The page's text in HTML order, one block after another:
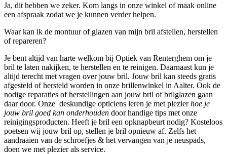
Ja, dit hebben we zeker. Kom langs in onze winkel of maak online
een afspraak zodat we je kunnen verder helpen.
Waar kan ik de montuur of glazen van mijn bril afstellen, herstellen
of repareren?
Je bent altijd van harte welkom bij Optiek van Renterghem om je
bril te laten nakijken, te herstellen en te reinigen. Daarnaast kun je
altijd terecht met vragen over jouw bril. Jouw bril kan steeds gratis
afgesteld of hersteld worden in onze brillenwinkel in Aalter. Ook de
nodige reparaties of herstellingen aan jouw bril of brilglazen gaan
daar door. Onze deskundige opticiens leren je met plezierhoe je
jouw bril goed kan onderhouden door handige tips met onze
reinigingsproducten. Heeft je bril een opknapbeurt nodig? Kosteloos
poetsen wij jouw bril op, stellen je bril opnieuw af. Zelfs het
aandraaien van de schroefjes & het vervangen van je neuspads,
doen we met plezier als service.